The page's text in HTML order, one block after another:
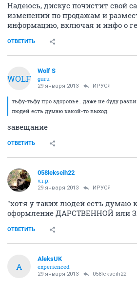
Надеюсь, дискус почистит свой
изменений по продажам и
информацию, включая и инфо о
ОТВЕТИТЬ
WOLF
Wolf S
guru
29 января 2013 ИРУСЯ
тьфу-тьфу про здоровье...даже не буду
людей есть думаю какой-то выход.
завещание
ОТВЕТИТЬ
058lekseih22
v.i.p.
29 января 2013 ИРУСЯ
"хотя у таких людей есть думаю
оформление ДАРСТВЕННОЙ или
ОТВЕТИТЬ
A
AleksUK
experienced
29 января 2013 058lekseih22